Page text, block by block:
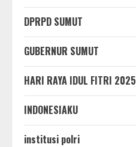
DPRPD SUMUT
GUBERNUR SUMUT
HARI RAYA IDUL FITRI 2025
INDONESIAKU
institusi polri